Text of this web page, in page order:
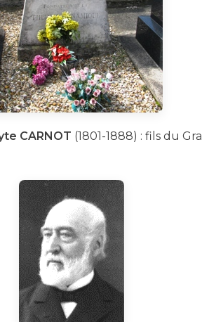
CARNOT (1801-1888) : fils du